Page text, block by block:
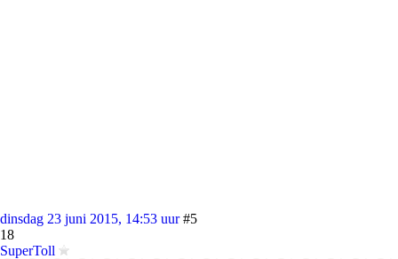
dinsdag 23 juni 2015, 14:53 uur #5
18
SuperToll